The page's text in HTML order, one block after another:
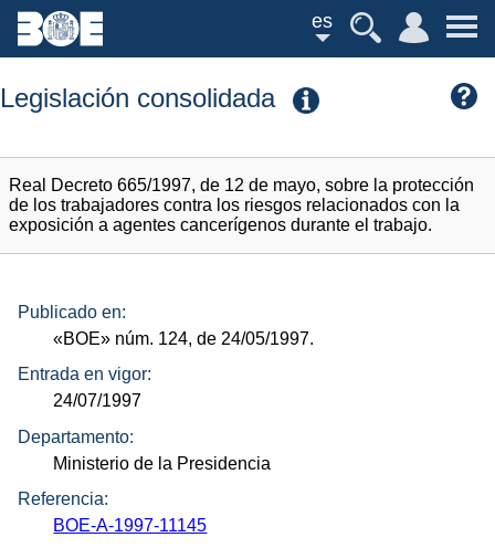
es
Legislación consolidada
Real Decreto 665/1997, de 12 de mayo, sobre la protección
de los trabajadores contra los riesgos relacionados con la
exposición a agentes cancerígenos durante el trabajo.
Publicado en:
«BOE» núm. 124, de 24/05/1997.
Entrada en vigor:
24/07/1997
Departamento:
Ministerio de la Presidencia
Referencia:
BOE-A-1997-11145